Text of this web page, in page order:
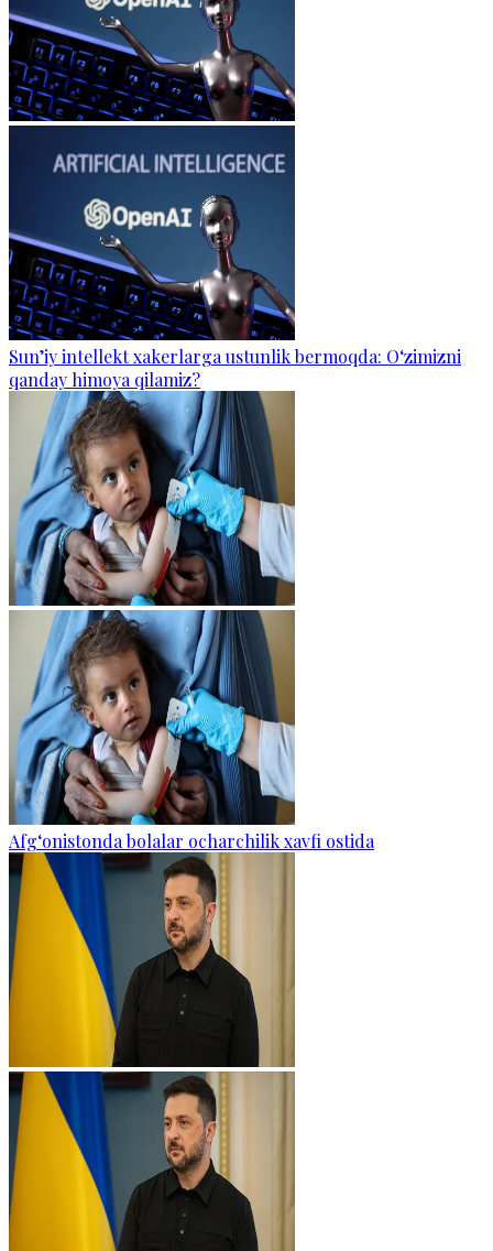
Sun’iy intellekt xakerlarga ustunlik bermoqda: O‘zimizni
qanday himoya qilamiz?
Afg‘onistonda bolalar ocharchilik xavfi ostida